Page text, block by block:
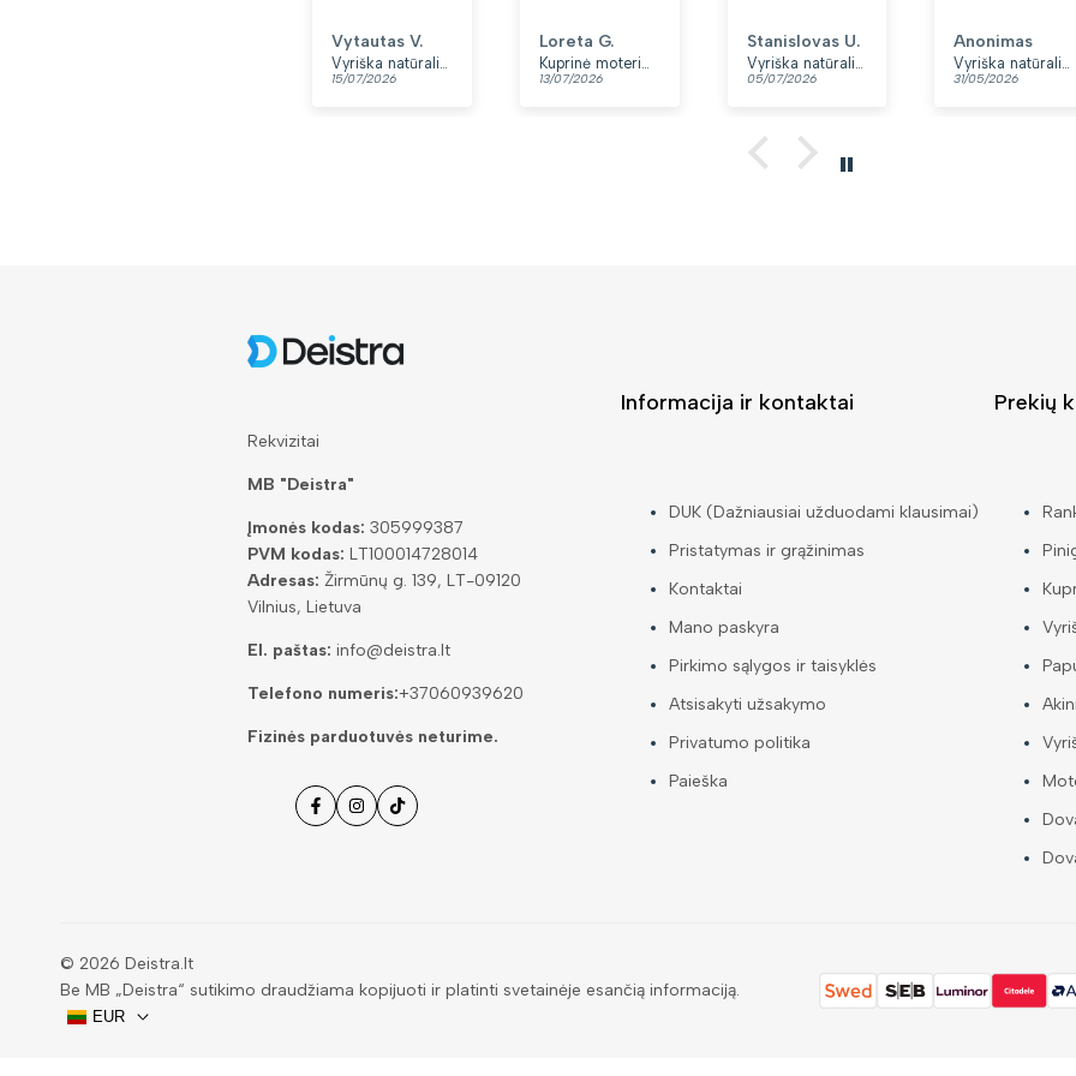
Vytautas V.
15/07/2026
Patinka, kad
yra du skyriai.
👍
Loreta G.
13/07/2026
Stanislovas U.
05/07/2026
Anonimas
31/05/2026
Rekvizitai
MB "Deistra"
Įmonės kodas: 305999387
PVM kodas: LT100014728014
Adresas: Žirmūnų g. 139, LT-09120
Vilnius, Lietuva
El. paštas: info@deistra.lt
Telefono numeris:+37060939620
Fizinės parduotuvės neturime.
FacebookInstagramas
Tiktok
Informacija ir kontaktai
DUK (Dažniausiai užduodami klausimai)
Pristatymas ir grąžinimas
Kontaktai
Mano paskyra
Pirkimo sąlygos ir taisyklės
Atsisakyti užsakymo
Privatumo politika
Paieška
Prekių
© 2026 Deistra.lt
Be MB „Deistra“ sutikimo draudžiama kopijuoti ir platinti svetainėje esančią informaciją.
EUR